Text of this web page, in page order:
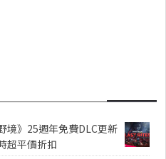
境》25週年免費DLC更新
超平價折扣